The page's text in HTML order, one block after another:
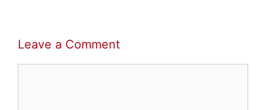
Leave a Comment